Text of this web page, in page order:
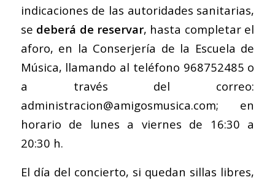
indicaciones de las autoridades sanitarias,
se deberá de reservar, hasta completar el
aforo, en la Conserjería de la Escuela de
Música, llamando al teléfono 968752485 o
a través del correo:
administracion@amigosmusica.com; en
horario de lunes a viernes de 16:30 a
20:30 h.
El día del concierto, si quedan sillas libres,